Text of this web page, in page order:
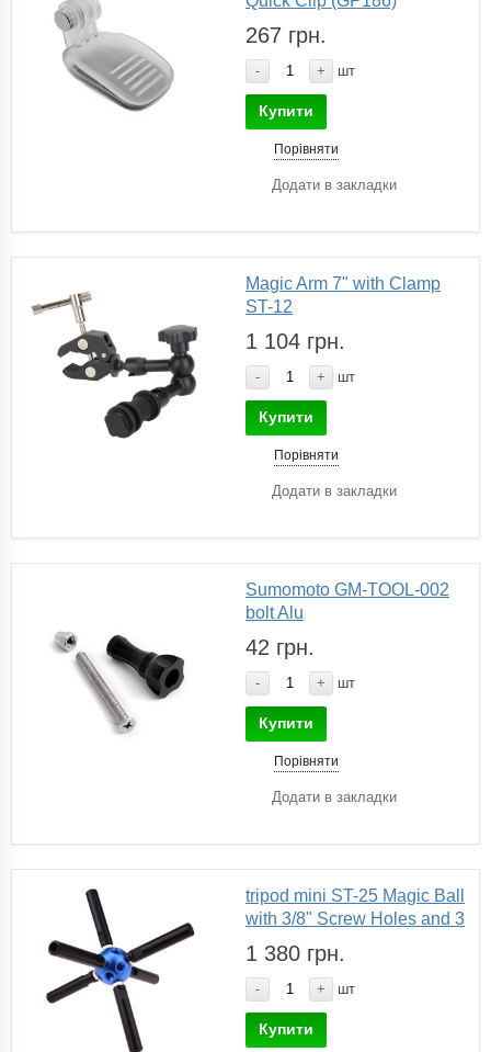
267 грн.
- + шт
Купити
Порівняти
Додати в закладки
Magic Arm 7" with Clamp
ST-12
1 104 грн.
- + шт
Купити
Порівняти
Додати в закладки
Sumomoto GM-TOOL-002
bolt Alu
42 грн.
- + шт
Купити
Порівняти
Додати в закладки
tripod mini ST-25 Magic Ball
with 3/8" Screw Holes and 3
1 380 грн.
- + шт
Купити